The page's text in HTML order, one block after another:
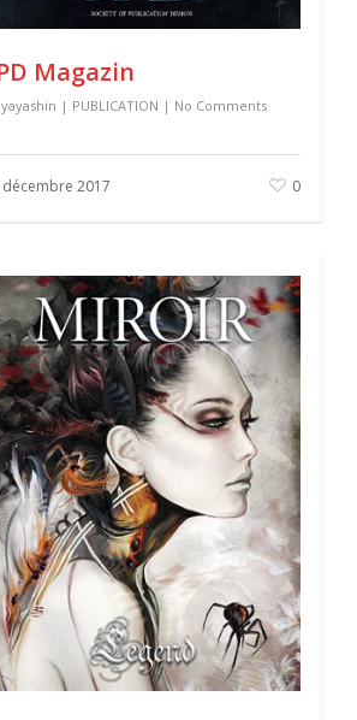
Magazin
yayashin | PUBLICATION | No Comments
2017 0